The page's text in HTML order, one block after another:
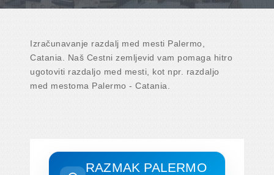
Izračunavanje razdalj med mesti Palermo,
Catania. Naš Cestni zemljevid vam pomaga hitro
ugotoviti razdaljo med mesti, kot npr. razdaljo
med mestoma Palermo - Catania.
RAZMAK PALERMO